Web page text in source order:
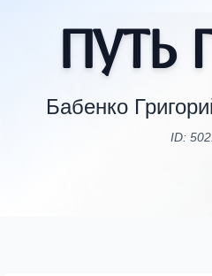
Путь
Бабенко
ID: